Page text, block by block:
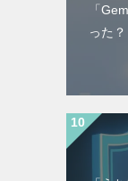
「
った